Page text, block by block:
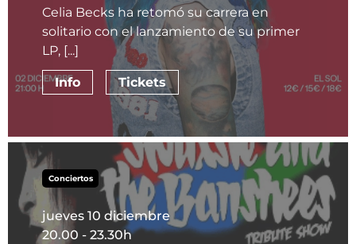
Celia Becks ha retomó su carrera en
solitario con el lanzamiento de su primer
LP, [...]
Info Tickets
Conciertos
jueves 10 diciembre
20.00 - 23.30h